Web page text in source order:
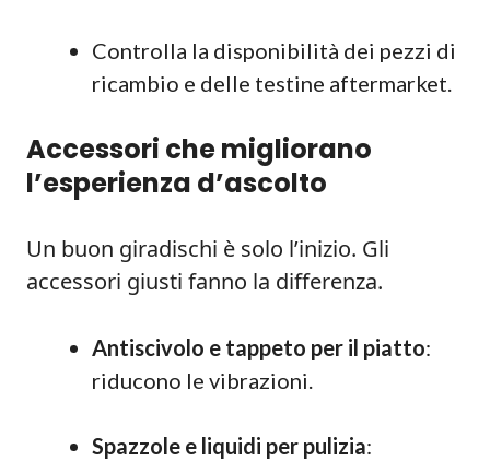
Controlla la disponibilità dei pezzi di
ricambio e delle testine aftermarket.
Accessori che migliorano
l’esperienza d’ascolto
Un buon giradischi è solo l’inizio. Gli
accessori giusti fanno la differenza.
Antiscivolo e tappeto per il piatto:
riducono le vibrazioni.
Spazzole e liquidi per pulizia: